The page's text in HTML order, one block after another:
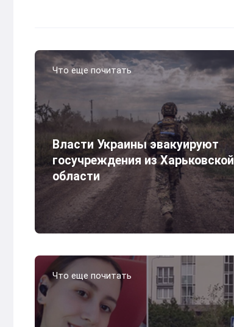
Что еще почитать
Власти Украины эвакуируют
госучреждения из Харьковской
области
Что еще почитать